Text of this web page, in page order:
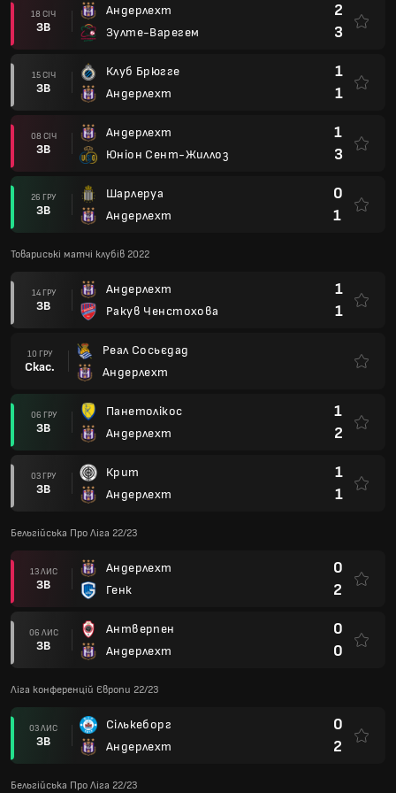
18 СІЧ
ЗВ
Андерлехт
Зулте-Варегем
2
3
15 СІЧ
ЗВ
Клуб Брюгге
Андерлехт
1
1
08 СІЧ
ЗВ
Андерлехт
Юніон Сент-Жиллоз
1
3
26 ГРУ
ЗВ
Шарлеруа
Андерлехт
0
1
Товариські матчі клубів 2022
14 ГРУ
ЗВ
Андерлехт
Ракув Ченстохова
1
1
10 ГРУ
Скас.
Реал Сосьєдад
Андерлехт
06 ГРУ
ЗВ
Панетолікос
Андерлехт
1
2
03 ГРУ
ЗВ
Крит
Андерлехт
1
1
Бельгійська Про Ліга 22/23
13 ЛИС
ЗВ
Андерлехт
Генк
0
2
06 ЛИС
ЗВ
Антверпен
Андерлехт
0
0
Ліга конференцій Європи 22/23
03 ЛИС
ЗВ
Сількеборг
Андерлехт
0
2
Бельгійська Про Ліга 22/23